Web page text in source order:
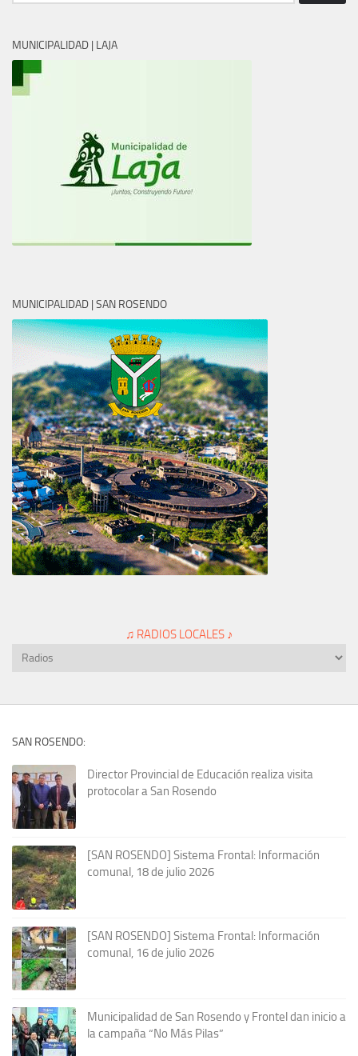
MUNICIPALIDAD | LAJA
MUNICIPALIDAD | SAN ROSENDO
♫ RADIOS LOCALES ♪
SAN ROSENDO:
Director Provincial de Educación realiza visita
protocolar a San Rosendo
[SAN ROSENDO] Sistema Frontal: Información
comunal, 18 de julio 2026
[SAN ROSENDO] Sistema Frontal: Información
comunal, 16 de julio 2026
Municipalidad de San Rosendo y Frontel dan inicio a
la campaña “No Más Pilas”